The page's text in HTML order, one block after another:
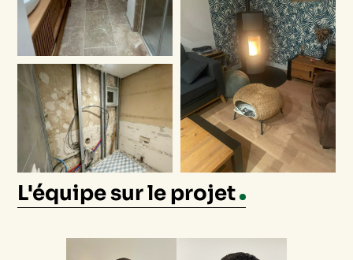
L'équipe sur le projet